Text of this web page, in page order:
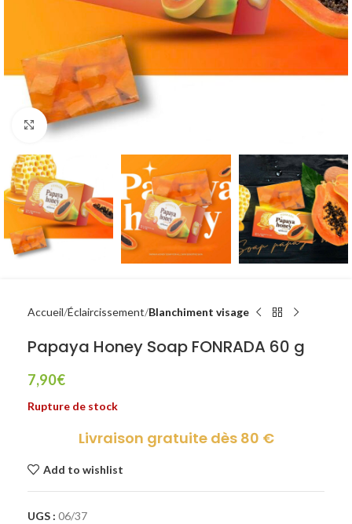
Click to enlarge
Accueil Éclaircissement Blanchiment visage
Papaya Honey Soap FONRADA 60 g
7,90€
Rupture de stock
Livraison gratuite dès 80 €
Add to wishlist
UGS : 06/37